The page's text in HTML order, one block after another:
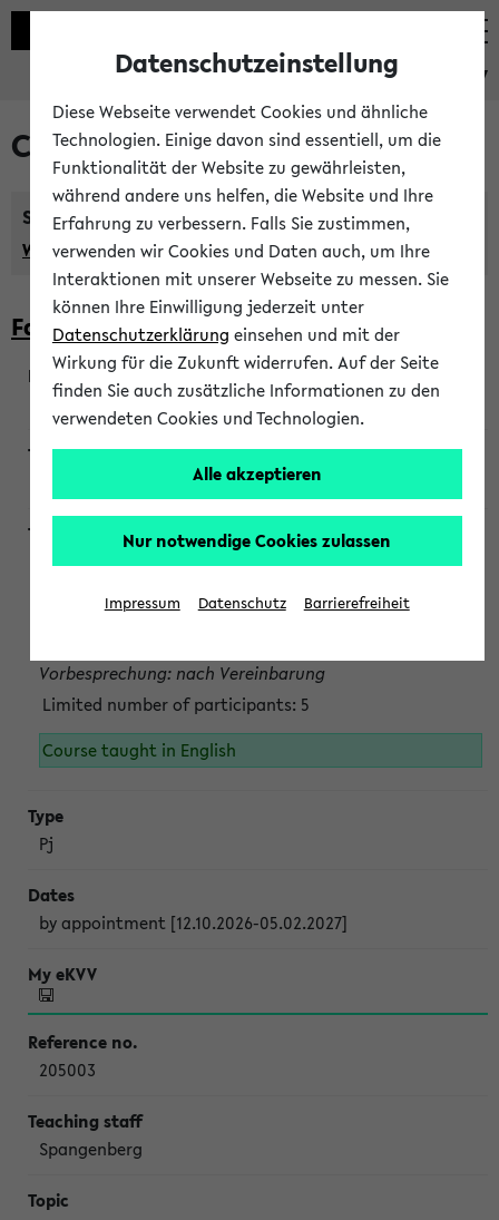
eKVV
Courses taught in English
Semester:
WiSe 2026/2027 SoSe 2026 Previous...
Faculty of Biology
200923
Wendisch, Peters-Wendisch, Stegelmann
Projektmodul "Bakterielle Biotechnologie"
Persönliche Anmeldung beim Veranstalter ist unbedingt
Vorbesprechung: nach Vereinbarung
Limited number of participants: 5
Course taught in English
Pj
by appointment [12.10.2026-05.02.2027]
205003
Spangenberg
Datenschutzeinstellung
Diese Webseite verwendet Cookies und ähnliche
Technologien. Einige davon sind essentiell, um die
Funktionalität der Website zu gewährleisten,
während andere uns helfen, die Website und Ihre
Erfahrung zu verbessern. Falls Sie zustimmen,
verwenden wir Cookies und Daten auch, um Ihre
Interaktionen mit unserer Webseite zu messen. Sie
können Ihre Einwilligung jederzeit unter
Datenschutzerklärung einsehen und mit der
Wirkung für die Zukunft widerrufen. Auf der Seite
finden Sie auch zusätzliche Informationen zu den
verwendeten Cookies und Technologien.
Alle akzeptieren
Nur notwendige Cookies zulassen
Impressum Datenschutz Barrierefreiheit